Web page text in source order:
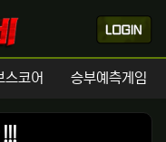
스코어 승부예측게임